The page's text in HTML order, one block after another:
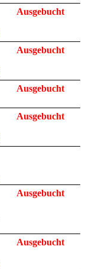
Ausgebucht
Ausgebucht
Ausgebucht
Ausgebucht
Ausgebucht
Ausgebucht